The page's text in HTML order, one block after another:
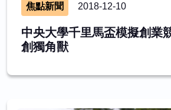
焦點新聞 2018-12-10
中央大學千里馬盃模擬創
創獨角獸